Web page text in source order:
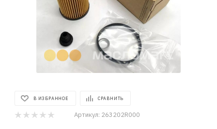
В ИЗБРАННОЕ СРАВНИТЬ
Артикул: 263202R000